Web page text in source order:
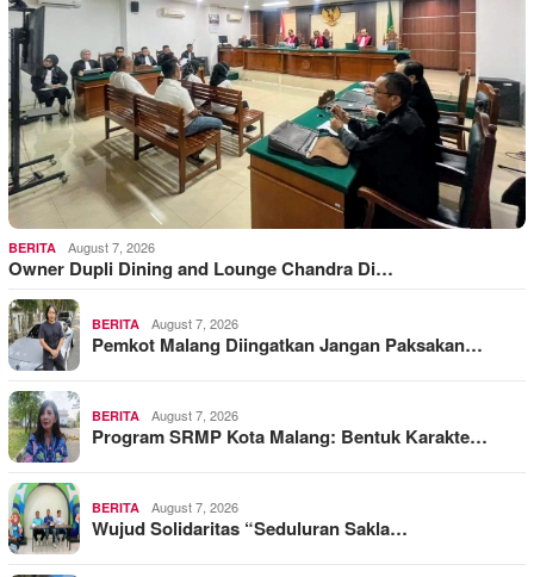
BERITA August 7, 2026
Owner Dupli Dining and Lounge Chandra Di…
BERITA August 7, 2026
Pemkot Malang Diingatkan Jangan Paksakan…
BERITA August 7, 2026
Program SRMP Kota Malang: Bentuk Karakte…
BERITA August 7, 2026
Wujud Solidaritas “Seduluran Sakla…